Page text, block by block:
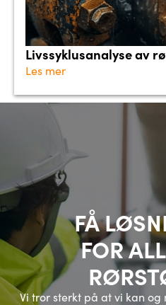
Livssyklusanalyse av
Les mer
FÅ
FOR
Vi tror sterkt på at vi kan